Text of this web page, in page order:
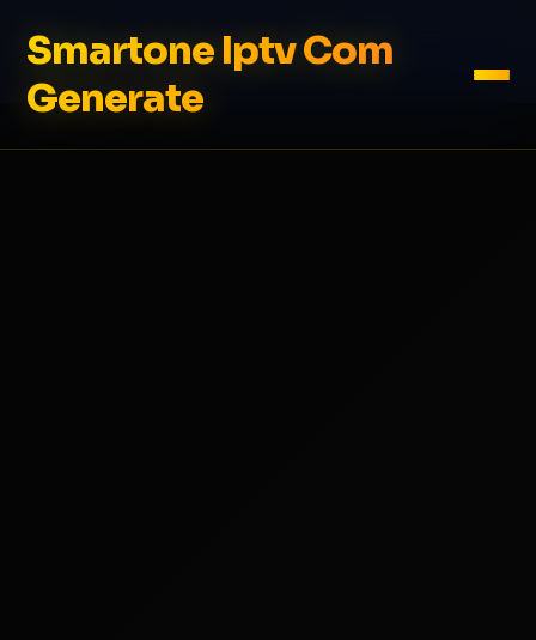
Smartone Iptv Com
Generate